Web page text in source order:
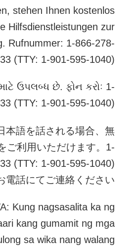
stehen Ihnen kostenlos
Hilfsdienstleistungen zur
Rufnummer: 1-866-278-
(TTY: 1-901-595-1040).
ઉપલબ્ધ છે. ફોન કરોઃ 1-
(TTY: 1-901-595-1040).
本語を話される場合、無
ご利用いただけます。1-
(TTY: 1-901-595-1040)
電話にてご連絡ください。
Kung nagsasalita ka ng
kang gumamit ng mga
sa wika nang walang